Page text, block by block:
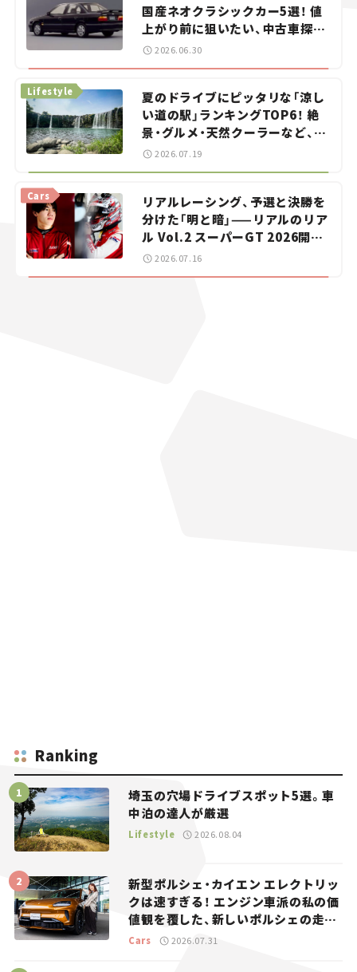
国産ネオクラシックカー5選！ 値
上がり前に狙いたい、中古車探し
をお手伝い――ちょっとイケてるマ
2026.06.30
夏のドライブにピッタリな「涼し
い道の駅」ランキングTOP6！ 絶
景・グルメ・天然クーラーなど、避
暑におすすめのスポットを紹介
【道の駅マニアの推し駅ガイド】
Lifestyle
2026.07.19
リアルレーシング、予選と決勝を
分けた「明と暗」——リアルのリア
ル Vol.2 スーパーGT 2026開幕
戦 岡山国際サーキット
Cars
2026.07.16
Ranking
埼玉の穴場ドライブスポット5選。車
中泊の達人が厳選
Lifestyle 2026.08.04
新型ポルシェ・カイエン エレクトリッ
クは速すぎる！ エンジン車派の私の価
値観を覆した、新しいポルシェの走
り。
Cars 2026.07.31